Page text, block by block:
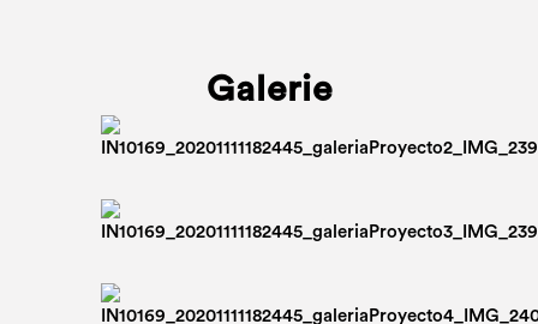
Galerie